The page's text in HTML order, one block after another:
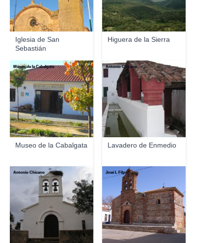
Iglesia de San
Sebastián
Higuera de la Sierra
Museo de la Cabalgata
Museo de la Cabalgata
Lavadero de Enmedio
Antonio Chicano
Antonio Chicano José L Filpo